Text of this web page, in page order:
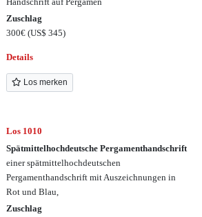
Zuschlag
300€(US$ 345)
Details
Los merken
Los 1010
Spätmittelhochdeutsche Pergamenthandschrift
einer spätmittelhochdeutschen
Pergamenthandschrift mit Auszeichnungen in
Rot und Blau,
Zuschlag